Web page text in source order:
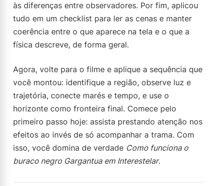
às diferenças entre observadores. Por fim, aplicou
tudo em um checklist para ler as cenas e manter
coerência entre o que aparece na tela e o que a
física descreve, de forma geral.
Agora, volte para o filme e aplique a sequência que
você montou: identifique a região, observe luz e
trajetória, conecte marés e tempo, e use o
horizonte como fronteira final. Comece pelo
primeiro passo hoje: assista prestando atenção nos
efeitos ao invés de só acompanhar a trama. Com
isso, você domina de verdade Como funciona o
buraco negro Gargantua em Interestelar.